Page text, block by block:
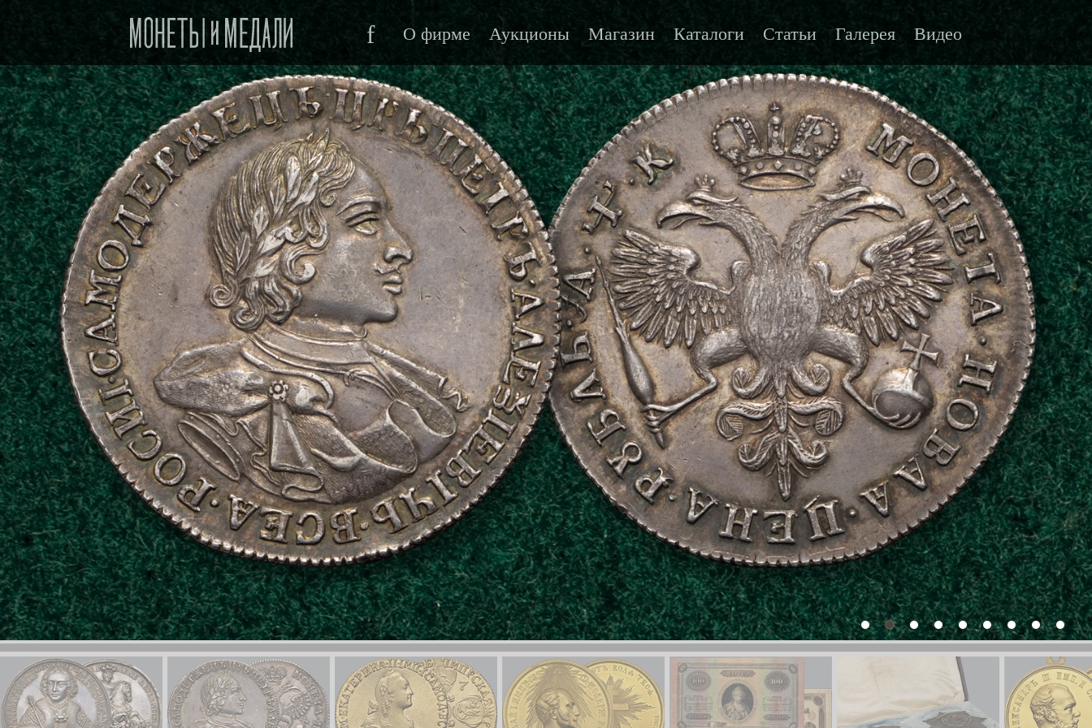
f О фирме Аукционы Магазин Каталоги Статьи Галерея Видео